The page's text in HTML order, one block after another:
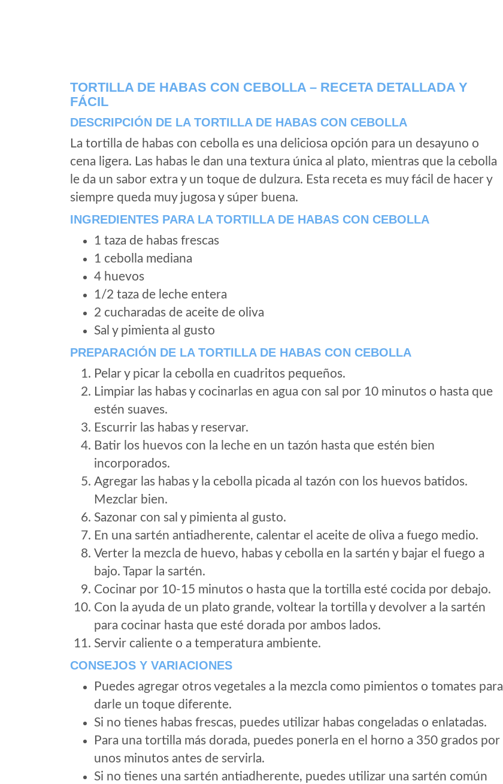
TORTILLA DE HABAS CON CEBOLLA – RECETA DETALLADA Y
FÁCIL
DESCRIPCIÓN DE LA TORTILLA DE HABAS CON CEBOLLA
La tortilla de habas con cebolla es una deliciosa opción para un desayuno o
cena ligera. Las habas le dan una textura única al plato, mientras que la cebolla
le da un sabor extra y un toque de dulzura. Esta receta es muy fácil de hacer y
siempre queda muy jugosa y súper buena.
INGREDIENTES PARA LA TORTILLA DE HABAS CON CEBOLLA
1 taza de habas frescas
1 cebolla mediana
4 huevos
1/2 taza de leche entera
2 cucharadas de aceite de oliva
Sal y pimienta al gusto
PREPARACIÓN DE LA TORTILLA DE HABAS CON CEBOLLA
Pelar y picar la cebolla en cuadritos pequeños.
Limpiar las habas y cocinarlas en agua con sal por 10 minutos o hasta que
estén suaves.
Escurrir las habas y reservar.
Batir los huevos con la leche en un tazón hasta que estén bien
incorporados.
Agregar las habas y la cebolla picada al tazón con los huevos batidos.
Mezclar bien.
Sazonar con sal y pimienta al gusto.
En una sartén antiadherente, calentar el aceite de oliva a fuego medio.
Verter la mezcla de huevo, habas y cebolla en la sartén y bajar el fuego a
bajo. Tapar la sartén.
Cocinar por 10-15 minutos o hasta que la tortilla esté cocida por debajo.
Con la ayuda de un plato grande, voltear la tortilla y devolver a la sartén
para cocinar hasta que esté dorada por ambos lados.
Servir caliente o a temperatura ambiente.
CONSEJOS Y VARIACIONES
Puedes agregar otros vegetales a la mezcla como pimientos o tomates para
darle un toque diferente.
Si no tienes habas frescas, puedes utilizar habas congeladas o enlatadas.
Para una tortilla más dorada, puedes ponerla en el horno a 350 grados por
unos minutos antes de servirla.
Si no tienes una sartén antiadherente, puedes utilizar una sartén común